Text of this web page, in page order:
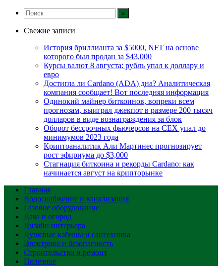
Свежие записи
История бриллианта за $5000, NFT на основе
которого был продан за $43,000
Курсы валют 8 августа: рубль упал к доллару и
евро
Достигла ли Cardano (ADA) дна? Аналитическая
компания сообщает! Вот последняя информация
Одинокий майнер биткоинов, вопреки всем
прогнозам, выиграл джекпот в размере 200 тысяч
долларов в виде вознаграждения за блок
Оборот бессрочных фьючерсов на CEX упал до
минимумов 2023 года
Криптоаналитик Али Мартинес прогнозирует
рост эфириума до $3,000
Стагнация биткоина и рекорды Cardano: как
начинается август на крипторынке
Главная
Водоснабжение и канализация
Газовое оборудование
Дача и огород
Дизайн интерьера
Душевые кабины и сантехника
Электрика и безопасность
Строительство и ремонт
Полезное